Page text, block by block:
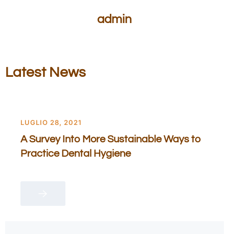
admin
Latest News
LUGLIO 28, 2021
A Survey Into More Sustainable Ways to
Practice Dental Hygiene